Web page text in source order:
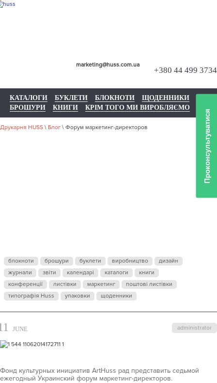
+380 44 499 3734
marketing@huss.com.ua
КАТАЛОГИ БУКЛЕТИ БЛОКНОТИ
ЩОДЕННИКИ
БРОШУРИ
КНИГИ КРІМ ТОГО МИ ВИРОБЛЯЄМО
Друкарня HUSS \ Блог \ Форум маркетинг-директоров
ДИРЕКТОРОВ
блокноти брошури буклети виробництво
дизайн
журнали
звіти календарі каталоги
книги
конференції
листівки маркетинг
поштові листівки
типографія Huss
упаковки щоденники
administrator
JUNE
Фонд культурных инициатив ArtHuss рад представить седьмой
ежегодный Украинский форум маркетинг-директоров.
Проконсультуватися